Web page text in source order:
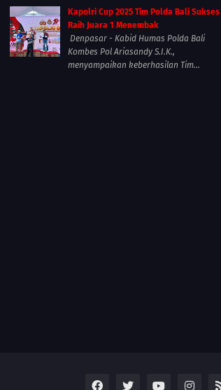
Kapolri Cup 2025 Tim Polda Bali Sukses
Raih Juara 1 Menembak
Denpasar - Kabid Humas Polda Bali
Kombes Pol Ariasandy S.I.K.,
menyampaikan keberhasilan Tim...